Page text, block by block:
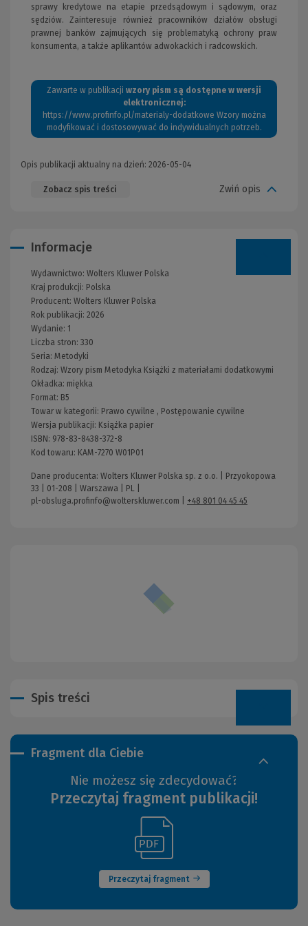
sprawy kredytowe na etapie przedsądowym i sądowym, oraz
sędziów. Zainteresuje również pracowników działów obsługi
prawnej banków zajmujących się problematyką ochrony praw
konsumenta, a także aplikantów adwokackich i radcowskich.
Zawarte w publikacji wzory pism są dostępne w wersji
elektronicznej:
https://www.profinfo.pl/materialy-dodatkowe (Nowe
okno)
Wzory można
modyﬁkować i dostosowywać do indywidualnych potrzeb.
Opis publikacji aktualny na dzień: 2026-05-04
Zobacz spis treści Zwiń opis
Fragment dla Ciebie
Nie możesz się zdecydować?
Przeczytaj fragment publikacji!
Przeczytaj fragment
(Nowe
okno)
innej
Informacje
Wydawnictwo: Wolters Kluwer Polska
Kraj produkcji: Polska
Producent: Wolters Kluwer Polska
Rok publikacji: 2026
Wydanie: 1
Liczba stron: 330
Seria: Metodyki
Rodzaj: Wzory pism Metodyka Książki z materiałami dodatkowymi
Okładka: miękka
Format: B5
Towar w kategorii: Prawo cywilne , Postępowanie cywilne
Wersja publikacji: Książka papier
ISBN: 978-83-8438-372-8
Kod towaru: KAM-7270 W01P01
Dane producenta: Wolters Kluwer Polska sp. z o.o. | Przyokopowa
33 | 01-208 | Warszawa | PL |
pl-obsluga.profinfo@wolterskluwer.com
+48 801 04 45 45
Spis treści